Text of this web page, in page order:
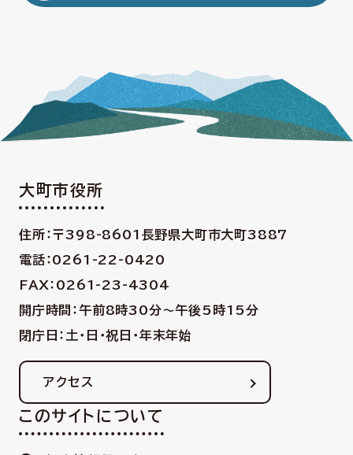
大町市役所
住所：〒398-8601 長野県大町市大町3887
電話：0261-22-0420
FAX：0261-23-4304
開庁時間：午前8時30分〜午後5時15分
閉庁日：土・日・祝日・年末年始
アクセス
このサイトについて